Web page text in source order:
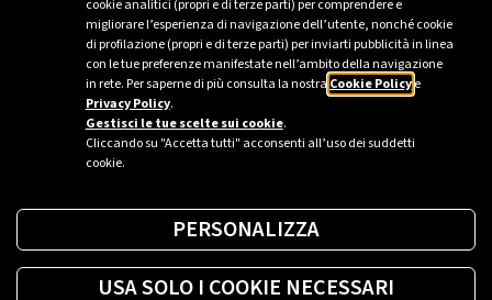
cookie analitici (propri e di terze parti) per comprendere e
migliorare l’esperienza di navigazione dell’utente, nonché cookie
di profilazione (propri e di terze parti) per inviarti pubblicità in linea
con le tue preferenze manifestate nell’ambito della navigazione
in rete. Per saperne di più consulta la nostra Cookie Policye
Privacy Policy.
Gestisci le tue scelte sui cookie.
Cliccando su "Accetta tutti" acconsenti all’uso dei suddetti
cookie.
PERSONALIZZA
USA SOLO I COOKIE NECESSARI
Sei un’azienda o una PA?
Trova la soluzione più giusta per te.
Richiedi una colonnina